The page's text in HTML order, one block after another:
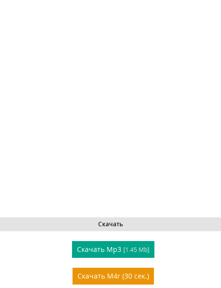
Скачать
Скачать Mp3 [1.45 Mb]
Скачать M4r (30 сек.)